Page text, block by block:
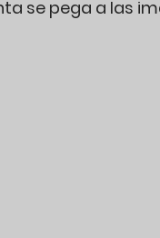
se pega a las